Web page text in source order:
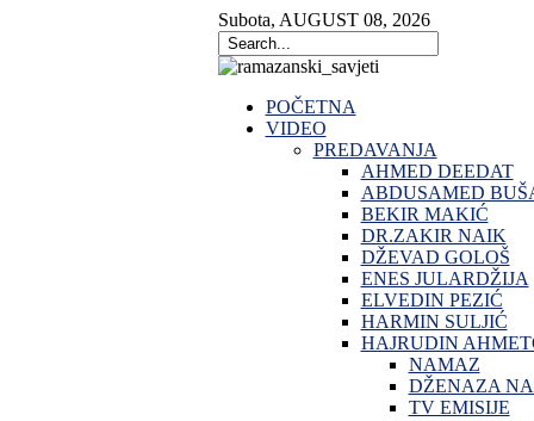
Subota, AUGUST 08, 2026
POČETNA
VIDEO
PREDAVANJA
AHMED DEEDAT
ABDUSAMED
BEKIR MAKIĆ
DR.ZAKIR NAIK
DŽEVAD GOLOŠ
ENES JULARDŽIJA
ELVEDIN PEZIĆ
HARMIN SULJIĆ
HAJRUDIN
NAMAZ
DŽENAZA
TV EMISIJE